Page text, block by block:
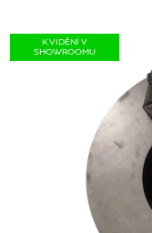
K VIDĚNÍ V
SHOWROOMU